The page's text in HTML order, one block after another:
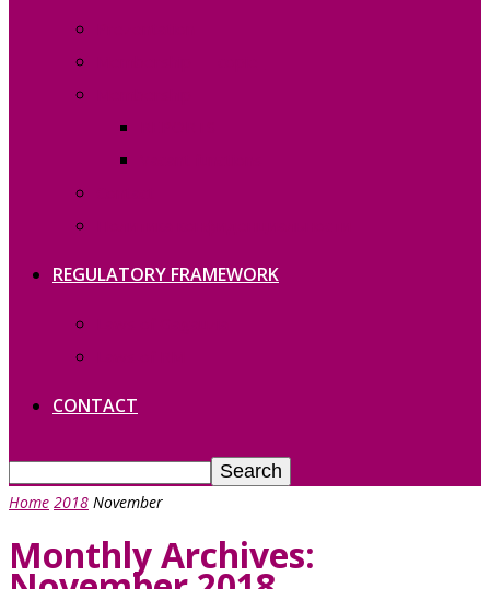
REGULATORY FRAMEWORK
CONTACT
Home 2018 November
Monthly Archives: